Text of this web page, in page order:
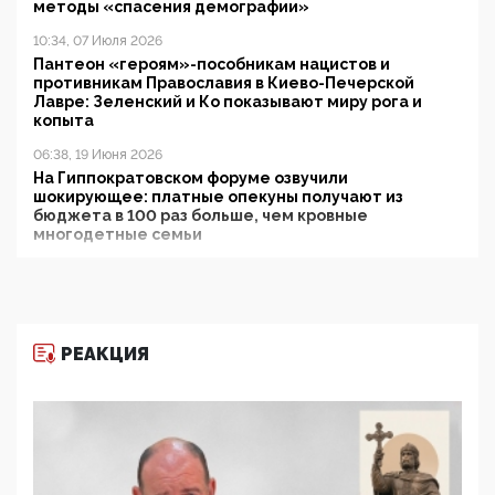
методы «спасения демографии»
10:34, 07 Июля 2026
Пантеон «героям»-пособникам нацистов и
противникам Православия в Киево-Печерской
Лавре: Зеленский и Ко показывают миру рога и
копыта
06:38, 19 Июня 2026
На Гиппократовском форуме озвучили
шокирующее: платные опекуны получают из
бюджета в 100 раз больше, чем кровные
многодетные семьи
11:53, 09 Июня 2026
деятельность ИИТО ЮНЕСКО в России, но
цифроглобалисты продолжают определять
повестку в образовании
09:43, 01 Июня 2026
РЕАКЦИЯ